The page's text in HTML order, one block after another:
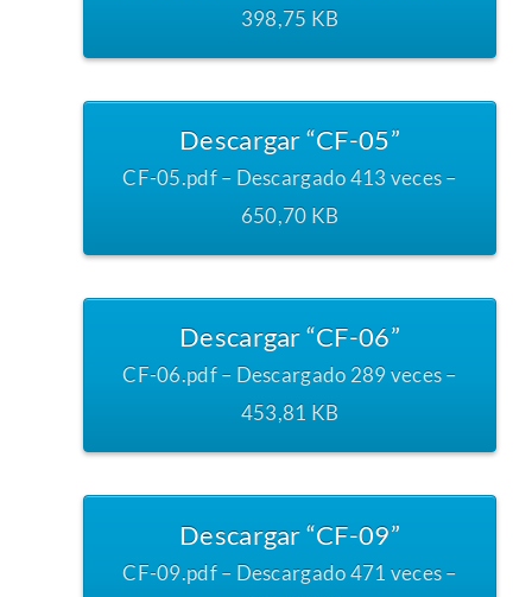
398,75 KB
Descargar “CF-05”
CF-05.pdf – Descargado 413 veces –
650,70 KB
Descargar “CF-06”
CF-06.pdf – Descargado 289 veces –
453,81 KB
Descargar “CF-09”
CF-09.pdf – Descargado 471 veces –